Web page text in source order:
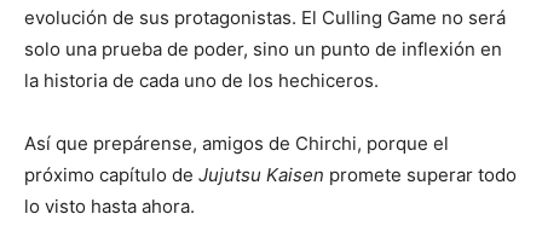
evolución de sus protagonistas. El Culling Game no será
solo una prueba de poder, sino un punto de inflexión en
la historia de cada uno de los hechiceros.
Así que prepárense, amigos de Chirchi, porque el
próximo capítulo de Jujutsu Kaisen promete superar todo
lo visto hasta ahora.